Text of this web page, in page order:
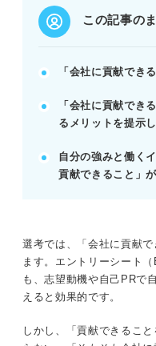
で営業売上貢献。
伝わる回答の構成ス
過去のエピソード
強みを活かせる職
ージさせる。
「会社に貢献で
強み×仕事内容
と」の回答例文5
説得力のある「
を考えよう！
会社に貢献でき
この記事の
「会社に貢献でき
「会社に貢献でき
るメリットを提示
自分の強みと働く
貢献できること」
選考では、「会社に貢献
ます。エントリーシート
も、志望動機や自己PRで
えると効果的です。
しかし、「貢献できるこ